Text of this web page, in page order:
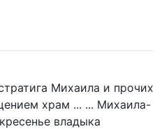
Михаила и прочих
храм ... ... Михаила-
владыка